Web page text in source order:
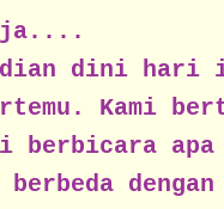
dini hari
Kami
berbicara apa